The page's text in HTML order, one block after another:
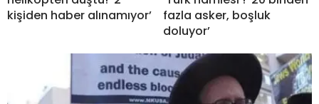
kişiden haber alınamıyor’
fazla asker, boşluk
doluyor’